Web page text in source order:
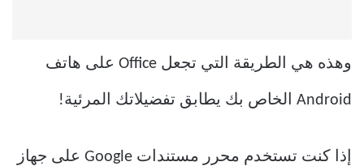
وهذه هي الطريقة التي تجعل Office على هاتف
Android الخاص بك يطابق تفضيلاتك المرئية!
إذا كنت تستخدم محرر مستندات Google على جهاز